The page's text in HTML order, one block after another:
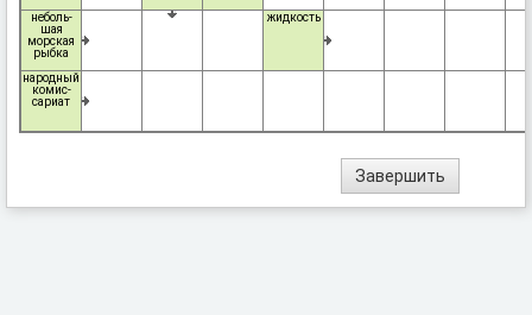
неболь-
шая
морская
рыбка
жидкость
народный
комис-
сариат